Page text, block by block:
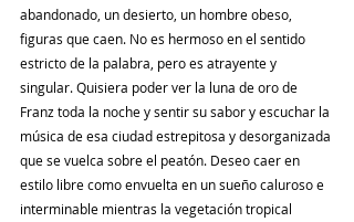
abandonado, un desierto, un hombre obeso,
figuras que caen. No es hermoso en el sentido
estricto de la palabra, pero es atrayente y
singular. Quisiera poder ver la luna de oro de
Franz toda la noche y sentir su sabor y escuchar la
música de esa ciudad estrepitosa y desorganizada
que se vuelca sobre el peatón. Deseo caer en
estilo libre como envuelta en un sueño caluroso e
interminable mientras la vegetación tropical